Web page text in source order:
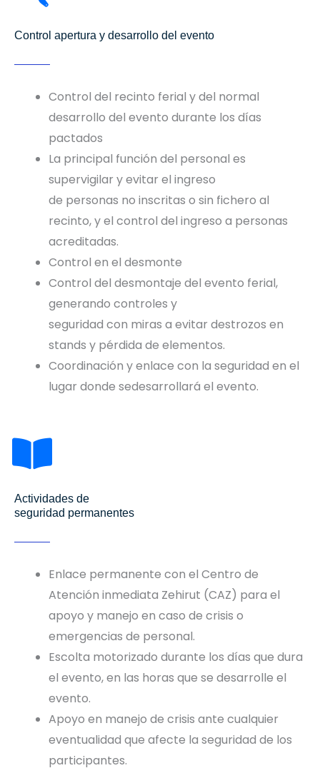
Control apertura y desarrollo del evento
Control del recinto ferial y del normal
desarrollo del evento durante los días
pactados
La principal función del personal es
supervigilar y evitar el ingreso
de personas no inscritas o sin fichero al
recinto, y el control del ingreso a personas
acreditadas.
Control en el desmonte
Control del desmontaje del evento ferial,
generando controles y
seguridad con miras a evitar destrozos en
stands y pérdida de elementos.
Coordinación y enlace con la seguridad en el
lugar donde sedesarrollará el evento.
Actividades de
seguridad permanentes
Enlace permanente con el Centro de
Atención inmediata Zehirut (CAZ) para el
apoyo y manejo en caso de crisis o
emergencias de personal.
Escolta motorizado durante los días que dura
el evento, en las horas que se desarrolle el
evento.
Apoyo en manejo de crisis ante cualquier
eventualidad que afecte la seguridad de los
participantes.